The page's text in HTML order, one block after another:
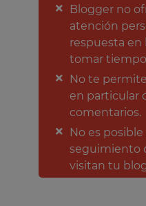
Blogger no
atención
respuesta en
tomar
No te
en particular
comentarios.
No es
seguimiento
visitan tu